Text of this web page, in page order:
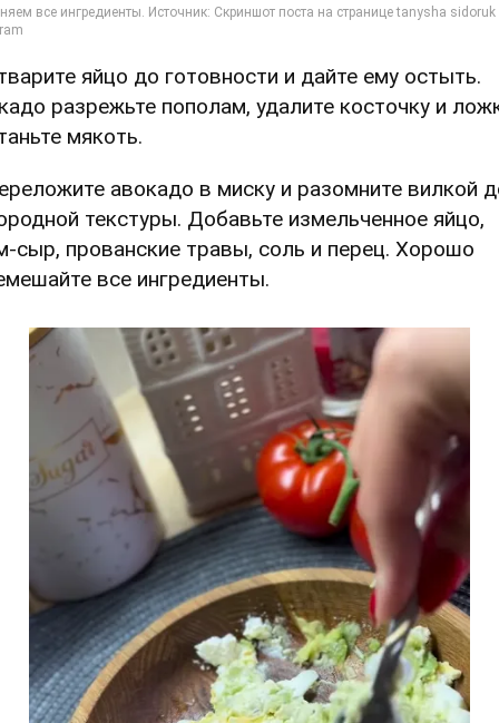
яйцо до готовности и дайте ему остыть.
разрежьте пополам, удалите косточку и
мякоть.
авокадо в миску и разомните вилкой
текстуры. Добавьте измельченное яйцо,
сыр, прованские травы, соль и перец. Хорошо
все ингредиенты.